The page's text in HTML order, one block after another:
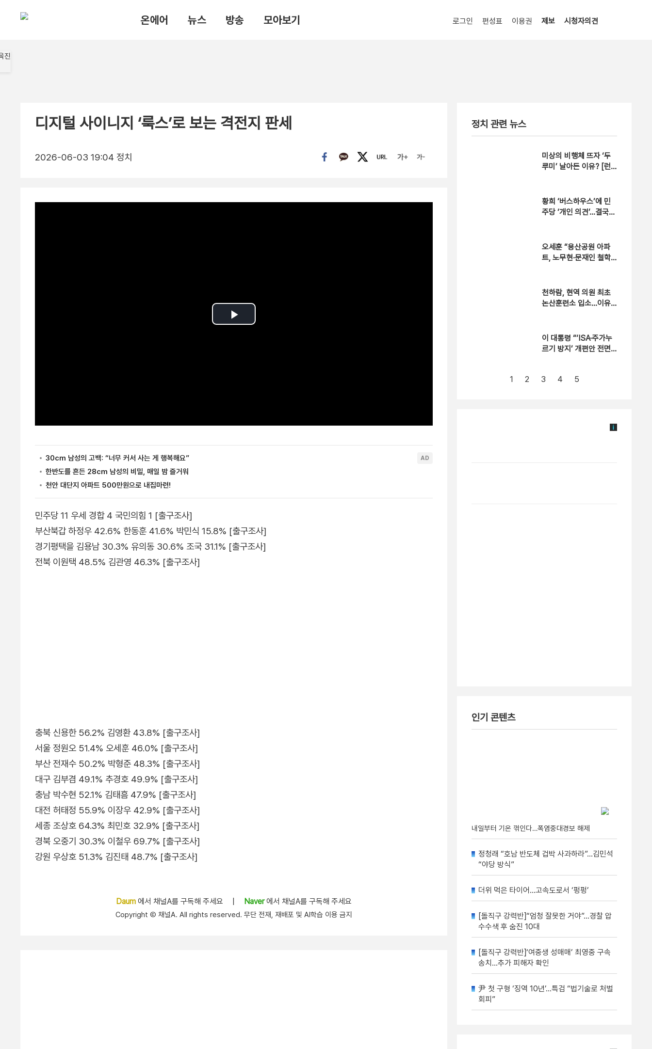
온에어 뉴스 방송 모아보기 로그인 편성표 이용권 제보 시청자의견
디지털 사이니지 ‘룩스’로 보는 격전지 판세
2026-06-03 19:04 정치
민주당 11 우세 경합 4 국민의힘 1 [출구조사]
부산북갑 하정우 42.6% 한동훈 41.6% 박민식 15.8% [출구조사]
경기평택을 김용남 30.3% 유의동 30.6% 조국 31.1% [출구조사]
전북 이원택 48.5% 김관영 46.3% [출구조사]
충북 신용한 56.2% 김영환 43.8% [출구조사]
서울 정원오 51.4% 오세훈 46.0% [출구조사]
부산 전재수 50.2% 박형준 48.3% [출구조사]
대구 김부겸 49.1% 추경호 49.9% [출구조사]
충남 박수현 52.1% 김태흠 47.9% [출구조사]
대전 허태정 55.9% 이장우 42.9% [출구조사]
세종 조상호 64.3% 최민호 32.9% [출구조사]
경북 오중기 30.3% 이철우 69.7% [출구조사]
강원 우상호 51.3% 김진태 48.7% [출구조사]
Daum 에서 채널A를 구독해 주세요 Naver에서 채널A를 구독해 주세요
Copyright Ⓒ 채널A. All rights reserved. 무단 전재, 재배포 및 AI학습 이용 금지
정치 관련 뉴스
미상의 비행체 뜨자 ‘두
루미’ 날아든 이유? [런
황희 ‘버스하우스’에 민
주당 ‘개인 의견’…결국
오세훈 “용산공원 아파
트, 노무현·문재인 철학
천하람, 현역 의원 최초
논산훈련소 입소…이유
이 대통령 “‘ISA·주가누
르기 방지’ 개편안 전면
1 2 3 4 5
인기 콘텐츠
내일부터 기온 꺾인다…폭염중대경보 해제
정청래 “호남 반도체 겁박 사과하라”…김민석
“야당 방식”
더위 먹은 타이어…고속도로서 ‘펑펑’
[돌직구 강력반]“엄청 잘못한 거야”…경찰 압
수수색 후 숨진 10대
[돌직구 강력반]‘여중생 성매매’ 최영중 구속
송치…추가 피해자 확인
尹 첫 구형 ‘징역 10년’…특검 “법기술로 처벌
회피”